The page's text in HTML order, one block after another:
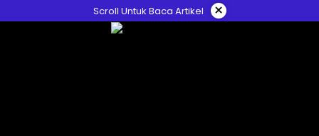
to
Scroll Untuk Baca Artikel ×